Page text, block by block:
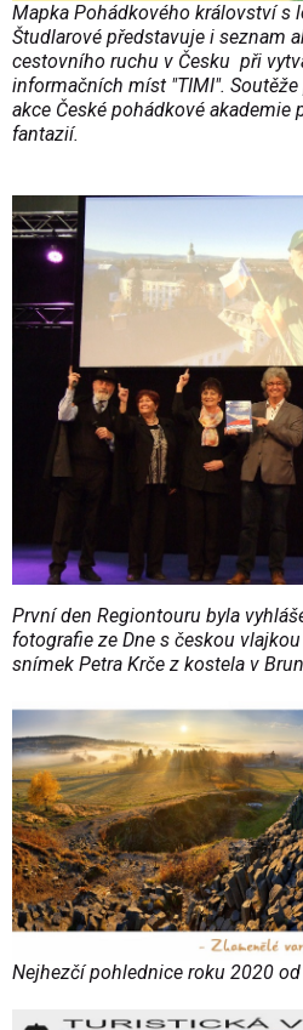
Mapka Pohádkového království s
Študlarové představuje i seznam
cestovního ruchu v Česku při
informačních míst "TIMI".
akce České pohádkové akademie
fantazií.
První den Regiontouru byla
fotografie ze Dne s českou
snímek Petra Krče z kostela v
Nejhezčí pohlednice roku 2020 od